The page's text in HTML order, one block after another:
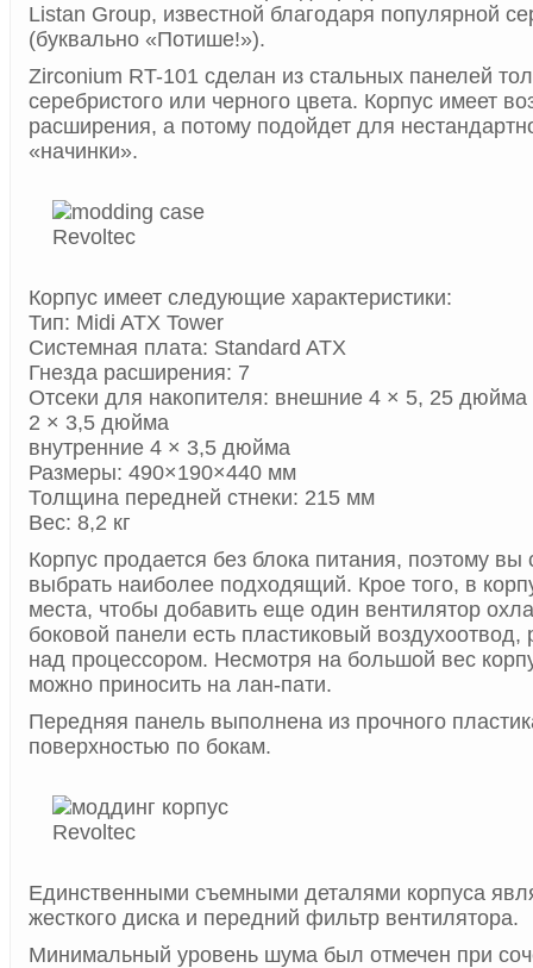
Listan Group, известной благодаря популярной
(буквально «Потише!»).
Zirconium RT-101 сделан из стальных панелей
серебристого или черного цвета. Корпус имеет
расширения, а потому подойдет для
«начинки».
Корпус имеет следующие характеристики:
Тип: Midi ATX Tower
Системная плата: Standard ATX
Гнезда расширения: 7
Отсеки для накопителя: внешние 4 × 5, 25 дюйма
2 × 3,5 дюйма
внутренние 4 × 3,5 дюйма
Размеры: 490×190×440 мм
Толщина передней стнеки: 215 мм
Вес: 8,2 кг
Корпус продается без блока питания, поэтому
выбрать наиболее подходящий. Крое того, в
места, чтобы добавить еще один вентилятор
боковой панели есть пластиковый
над процессором. Несмотря на большой вес
можно приносить на лан-пати.
Передняя панель выполнена из прочного
поверхностью по бокам.
Единственными съемными деталями корпуса
жесткого диска и передний фильтр вентилятора.
Минимальный уровень шума был отмечен при